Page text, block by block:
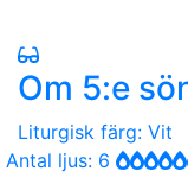
Om 5:e
Liturgisk färg: Vit
Antal ljus: 6